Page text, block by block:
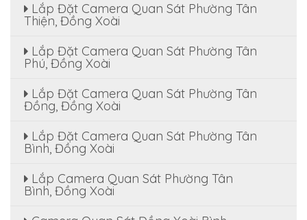
Lắp Đặt Camera Quan Sát Phường Tân
Thiện, Đồng Xoài
Lắp Đặt Camera Quan Sát Phường Tân
Phú, Đồng Xoài
Lắp Đặt Camera Quan Sát Phường Tân
Đồng, Đồng Xoài
Lắp Đặt Camera Quan Sát Phường Tân
Bình, Đồng Xoài
Lắp Camera Quan Sát Phường Tân
Bình, Đồng Xoài